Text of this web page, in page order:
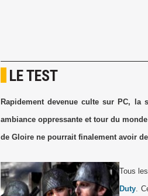
LE TEST
Rapidement devenue culte sur PC, la
ambiance oppressante et tour du
de Gloire ne pourrait finalement avoir
Tous
Duty.